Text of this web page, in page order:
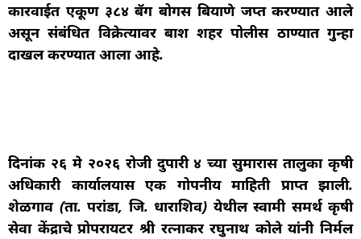
कारवाईत एकूण ३८४ बॅग बोगस बियाणे जप्त करण्यात आले
असून संबंधित विक्रेत्यावर बार्शी शहर पोलीस ठाण्यात गुन्हा
दाखल करण्यात आला आहे.
दिनांक २६ मे २०२६ रोजी दुपारी ४ च्या सुमारास तालुका कृषी
अधिकारी कार्यालयास एक गोपनीय माहिती प्राप्त झाली.
शेळगाव (ता. परांडा, जि. धाराशिव) येथील स्वामी समर्थ कृषी
सेवा केंद्राचे प्रोपरायटर श्री रत्नाकर रघुनाथ कोले यांनी निर्मल